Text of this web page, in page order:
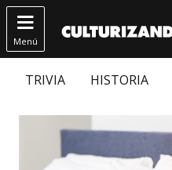

Menú
TRIVIA HISTORIA